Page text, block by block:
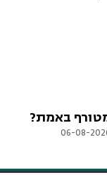
באמת?
06-08-